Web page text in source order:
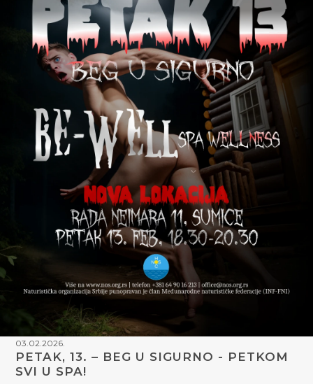
03.02.2026.
PETAK, 13. – BEG U SIGURNO - PETKOM
SVI U SPA!